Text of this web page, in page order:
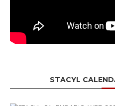
STACYL